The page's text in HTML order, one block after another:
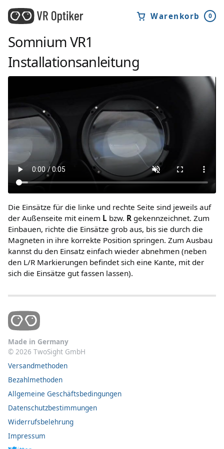
Warenkorb 0
Somnium VR1
Installationsanleitung
Die Einsätze für die linke und rechte Seite sind jeweils auf
der Außenseite mit einem L bzw. R gekennzeichnet. Zum
Einbauen, richte die Einsätze grob aus, bis sie durch die
Magneten in ihre korrekte Position springen. Zum Ausbau
kannst du den Einsatz einfach wieder abnehmen (neben
den L/R Markierungen befindet sich eine Kante, mit der
sich die Einsätze gut fassen lassen).
Made in Germany
© 2026 TwoSight GmbH
Versandmethoden
Bezahlmethoden
Allgemeine Geschäftsbedingungen
Datenschutzbestimmungen
Widerrufsbelehrung
Impressum